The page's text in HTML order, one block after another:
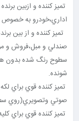
تميز كننده و ازبين
اداري،خودرو به خصوص
تميز كننده و از بين
صندلي و مبل،فروش و
سطوح رنگ شده بدون
شونده.
تميز كننده قوي براي
صوتي وتصويري(روي
تميز كننده قوي براي